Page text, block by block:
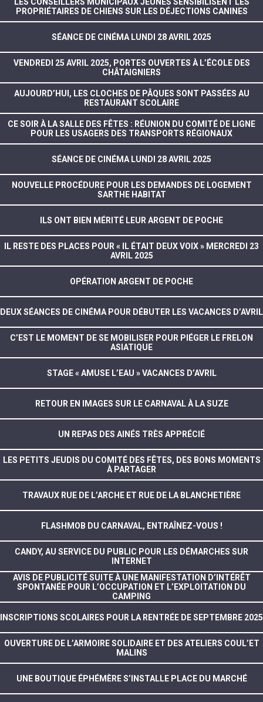
PROPRIÉTAIRES DE CHIENS SUR LES DÉJECTIONS CANINES
SÉANCE DE CINÉMA LUNDI 28 AVRIL 2025
VENDREDI 25 AVRIL 2025, PORTES OUVERTES À L’ÉCOLE DES
CHÂTAIGNIERS
AUJOURD’HUI, LES CLOCHES DE PÂQUES SONT PASSÉES AU
RESTAURANT SCOLAIRE
CE SOIR À LA SALLE DES FÊTES : RÉUNION DU COMITÉ DE LIGNE
POUR LES USAGERS DES TRANSPORTS RÉGIONAUX
SÉANCE DE CINÉMA LUNDI 28 AVRIL 2025
NOUVELLE PROCÉDURE POUR LES DEMANDES DE LOGEMENT
SARTHE HABITAT
ILS ONT BIEN MÉRITÉ LEUR ARGENT DE POCHE
IL RESTE DES PLACES POUR « IL ÉTAIT DEUX VOIX » MERCREDI 23
AVRIL 2025
OPÉRATION ARGENT DE POCHE
DEUX SÉANCES DE CINÉMA POUR DÉBUTER LES VACANCES D’AVRIL
C’EST LE MOMENT DE SE MOBILISER POUR PIÉGER LE FRELON
ASIATIQUE
STAGE « AMUSE L’EAU » VACANCES D’AVRIL
RETOUR EN IMAGES SUR LE CARNAVAL À LA SUZE
UN REPAS DES AINÉS TRÈS APPRÉCIÉ
LES PETITS JEUDIS DU COMITÉ DES FÊTES, DES BONS MOMENTS
À PARTAGER
TRAVAUX RUE DE L’ARCHE ET RUE DE LA BLANCHETIÈRE
FLASHMOB DU CARNAVAL, ENTRAÎNEZ-VOUS !
CANDY, AU SERVICE DU PUBLIC POUR LES DÉMARCHES SUR
INTERNET
AVIS DE PUBLICITÉ SUITE À UNE MANIFESTATION D’INTÉRÊT
SPONTANÉE POUR L’OCCUPATION ET L’EXPLOITATION DU
CAMPING
INSCRIPTIONS SCOLAIRES POUR LA RENTRÉE DE SEPTEMBRE 2025
OUVERTURE DE L’ARMOIRE SOLIDAIRE ET DES ATELIERS COUL’ET
MALINS
UNE BOUTIQUE ÉPHÉMÈRE S’INSTALLE PLACE DU MARCHÉ